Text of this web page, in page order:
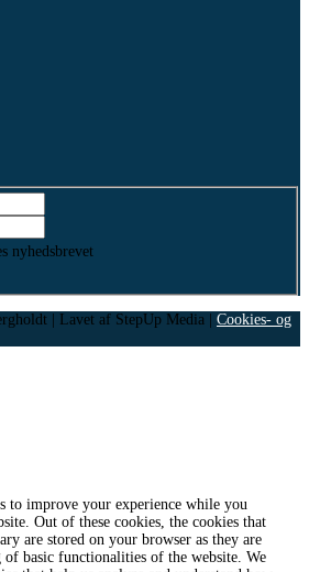
nyhedsbrevet
| Lavet af StepUp Media | Cookies- og
to improve your experience while you
Out of these cookies, the cookies that
are stored on your browser as they are
basic functionalities of the website. We